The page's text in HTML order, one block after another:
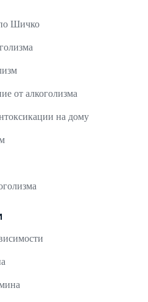
Шичко
от алкоголизма
на дому